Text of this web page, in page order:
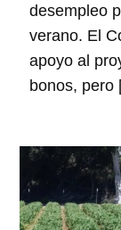
desempleo
verano. El
apoyo al
bonos,